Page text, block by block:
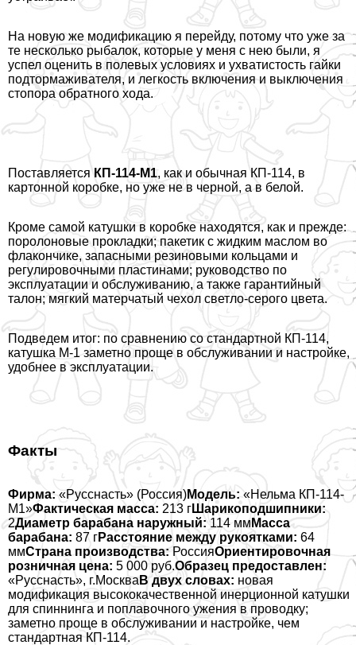
На новую же модификацию я перейду, потому что уже за
те несколько рыбалок, которые у меня с нею были, я
успел оценить в полевых условиях и ухватистость гайки
подтормаживателя, и легкость включения и выключения
стопора обратного хода.
Поставляется КП-114-М1, как и обычная КП-114, в
картонной коробке, но уже не в черной, а в белой.
Кроме самой катушки в коробке находятся, как и прежде:
поролоновые прокладки; пакетик с жидким маслом во
флакончике, запасными резиновыми кольцами и
регулировочными пластинами; руководство по
эксплуатации и обслуживанию, а также гарантийный
талон; мягкий матерчатый чехол светло-серого цвета.
Подведем итог: по сравнению со стандартной КП-114,
катушка М-1 заметно проще в обслуживании и настройке,
удобнее в эксплуатации.
Факты
Фирма: «Русснасть» (Россия)Модель: «Нельма КП-114-
М1»Фактическая масса: 213 гШарикоподшипники:
2Диаметр баpaбана наружный: 114 мм Масса
баpaбана: 87 гРасстояние между рукоятками: 64
ммСтрана производства:РоссияОриентировочная
розничная цена: 5 000 руб.Образец предоставлен:
«Русснасть», г.Москва В двух словах: новая
модификация высококачественной инерционной катушки
для спиннинга и поплавочного ужения в проводку;
заметно проще в обслуживании и настройке, чем
стандартная КП-114.